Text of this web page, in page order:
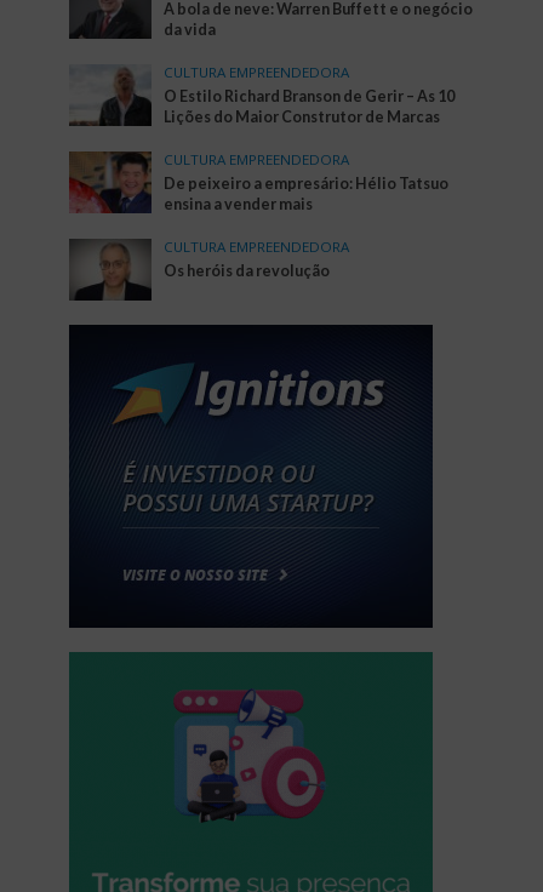
A bola de neve: Warren Buffett e o negócio
da vida
CULTURA EMPREENDEDORA
O Estilo Richard Branson de Gerir – As 10
Lições do Maior Construtor de Marcas
CULTURA EMPREENDEDORA
De peixeiro a empresário: Hélio Tatsuo
ensina a vender mais
CULTURA EMPREENDEDORA
Os heróis da revolução